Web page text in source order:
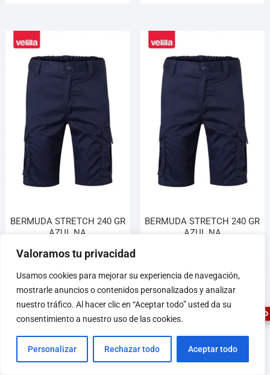
Valoramos tu privacidad
Usamos cookies para mejorar su experiencia de navegación,
mostrarle anuncios o contenidos personalizados y analizar
nuestro tráfico. Al hacer clic en “Aceptar todo” usted da su
consentimiento a nuestro uso de las cookies.
Personalizar Rechazar todo Aceptar todo
BERMUDA STRETCH 240 GR
AZUL NA
21,75€
Leer más
BERMUDA STRETCH 240 GR
AZUL NA
Añadir al carrito
ASESOR FERRETERO